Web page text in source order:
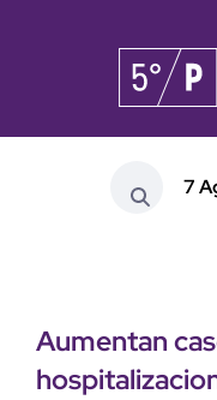
7
Aumentan